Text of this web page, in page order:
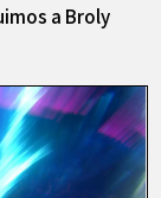
a Broly